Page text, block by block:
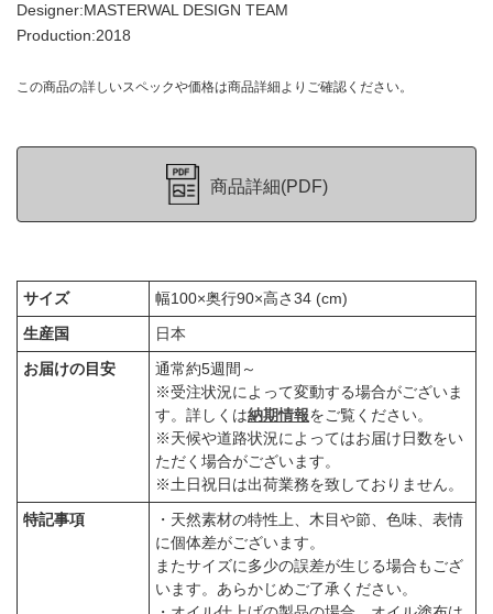
Designer:MASTERWAL DESIGN TEAM
Production:2018
この商品の詳しいスペックや価格は商品詳細よりご確認ください。
商品詳細(PDF)
サイズ
幅100×奥行90×高さ34 (cm)
生産国
日本
お届けの目安
通常約5週間～
※受注状況によって変動する場合がございま
す。詳しくは納期情報をご覧ください。
※天候や道路状況によってはお届け日数をい
ただく場合がございます。
※土日祝日は出荷業務を致しておりません。
特記事項
・天然素材の特性上、木目や節、色味、表情
に個体差がございます。
またサイズに多少の誤差が生じる場合もござ
います。あらかじめご了承ください。